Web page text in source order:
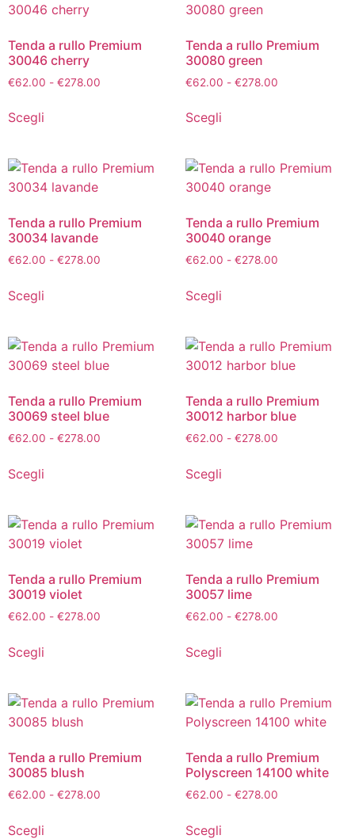
Tenda a rullo Premium
30046 cherry
€62.00 - €278.00
Scegli
Tenda a rullo Premium
30080 green
€62.00 - €278.00
Scegli
Tenda a rullo Premium
30034 lavande
€62.00 - €278.00
Scegli
Tenda a rullo Premium
30040 orange
€62.00 - €278.00
Scegli
Tenda a rullo Premium
30069 steel blue
€62.00 - €278.00
Scegli
Tenda a rullo Premium
30012 harbor blue
€62.00 - €278.00
Scegli
Tenda a rullo Premium
30019 violet
€62.00 - €278.00
Scegli
Tenda a rullo Premium
30057 lime
€62.00 - €278.00
Scegli
Tenda a rullo Premium
30085 blush
€62.00 - €278.00
Scegli
Tenda a rullo Premium
Polyscreen 14100 white
€62.00 - €278.00
Scegli